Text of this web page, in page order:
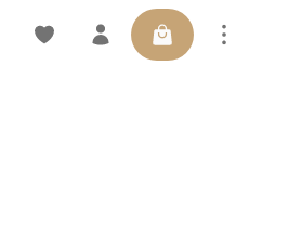
Presentkort
Varukorgen